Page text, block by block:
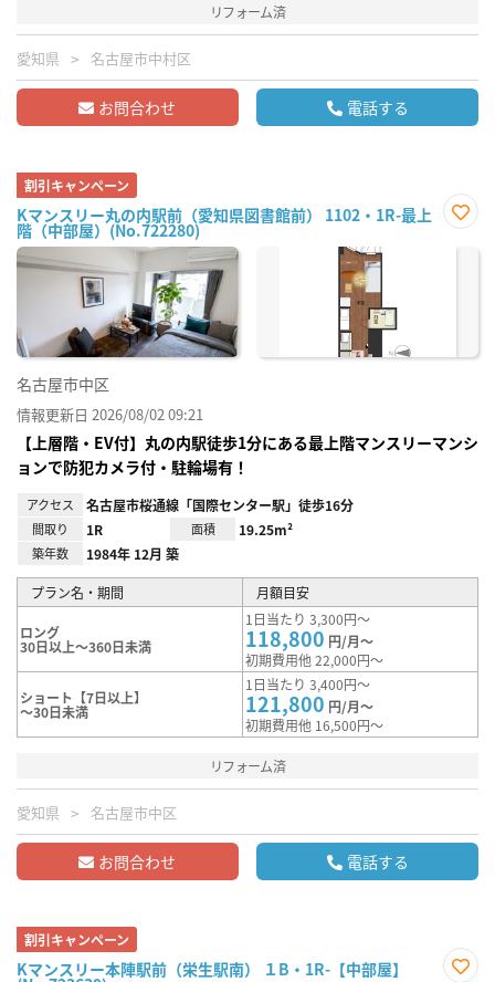
リフォーム済
愛知県 名古屋市中村区
お問合わせ 電話する
割引キャンペーン
Kマンスリー丸の内駅前（愛知県図書館前） 1102・1R-最上
階（中部屋）(No.722280)
に入
名古屋市中区
情報更新日 2026/08/02 09:21
【上層階・EV付】丸の内駅徒歩1分にある最上階マンスリーマンシ
ョンで防犯カメラ付・駐輪場有！
アクセス 名古屋市桜通線「国際センター駅」徒歩16分
間取り 1R 面積 19.25m²
築年数 1984年 12月 築
プラン名・期間 月額目安
ロング
30日以上～360日未満
1日当たり 3,300円～
118,800 円/月～
初期費用他 22,000円～
ショート【7日以上】
～30日未満
1日当たり 3,400円～
121,800 円/月～
初期費用他 16,500円～
リフォーム済
愛知県 名古屋市中区
お問合わせ 電話する
割引キャンペーン
Kマンスリー本陣駅前（栄生駅南） １B・1R-【中部屋】